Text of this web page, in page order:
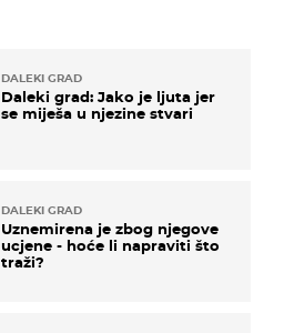
DALEKI GRAD
Daleki grad: Jako je ljuta jer
se miješa u njezine stvari
DALEKI GRAD
Uznemirena je zbog njegove
ucjene - hoće li napraviti što
traži?